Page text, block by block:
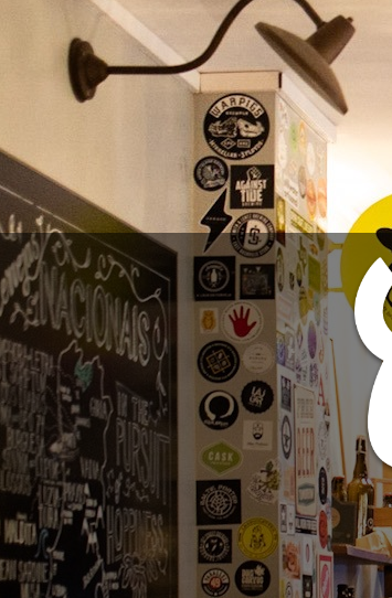
Soma - Neuro
11,00 €
 ADICIONAR
-20%